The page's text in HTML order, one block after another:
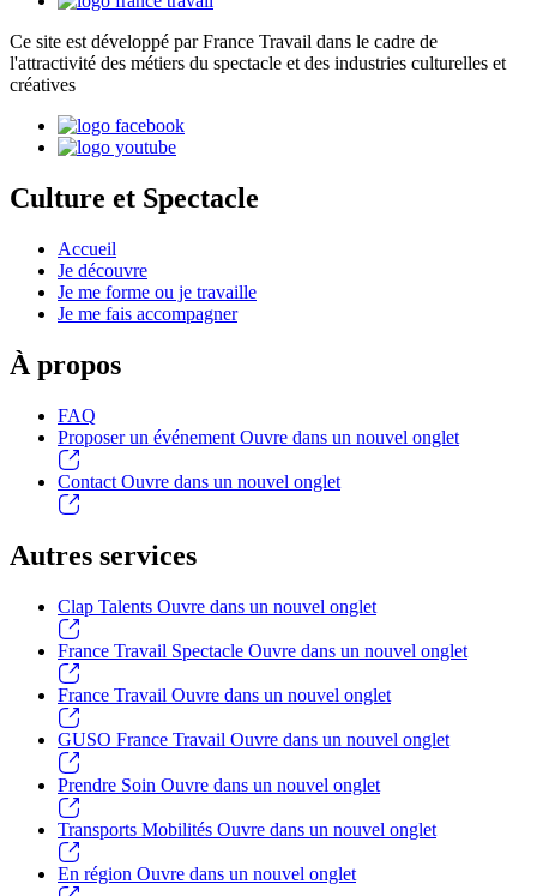
Ce site est développé par France Travail dans le cadre de
l'attractivité des métiers du spectacle et des industries culturelles et
créatives
Culture et Spectacle
Accueil
Je découvre
Je me forme ou je travaille
Je me fais accompagner
À propos
FAQ
Proposer un événement Ouvre dans un nouvel onglet
Contact Ouvre dans un nouvel onglet
Autres services
Clap Talents Ouvre dans un nouvel onglet
France Travail Spectacle Ouvre dans un nouvel onglet
France Travail Ouvre dans un nouvel onglet
GUSO France Travail Ouvre dans un nouvel onglet
Prendre Soin Ouvre dans un nouvel onglet
Transports Mobilités Ouvre dans un nouvel onglet
En région Ouvre dans un nouvel onglet